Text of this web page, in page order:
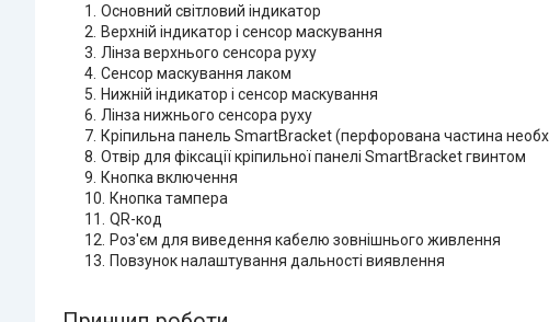
Основний світловий індикатор
Верхній індикатор і сенсор маскування
Лінза верхнього сенсора руху
Сенсор маскування лаком
Нижній індикатор і сенсор маскування
Лінза нижнього сенсора руху
Кріпильна панель SmartBracket (перфорована частина
Отвір для фіксації кріпильної панелі SmartBracket гвинтом
Кнопка включення
Кнопка тампера
QR-код
Роз'єм для виведення кабелю зовнішнього живлення
Повзунок налаштування дальності виявлення